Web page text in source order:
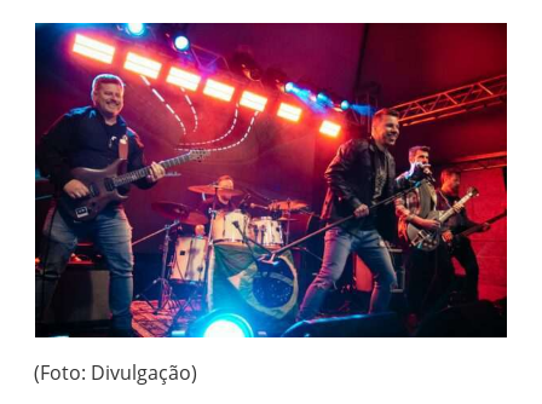
(Foto: Divulgação)